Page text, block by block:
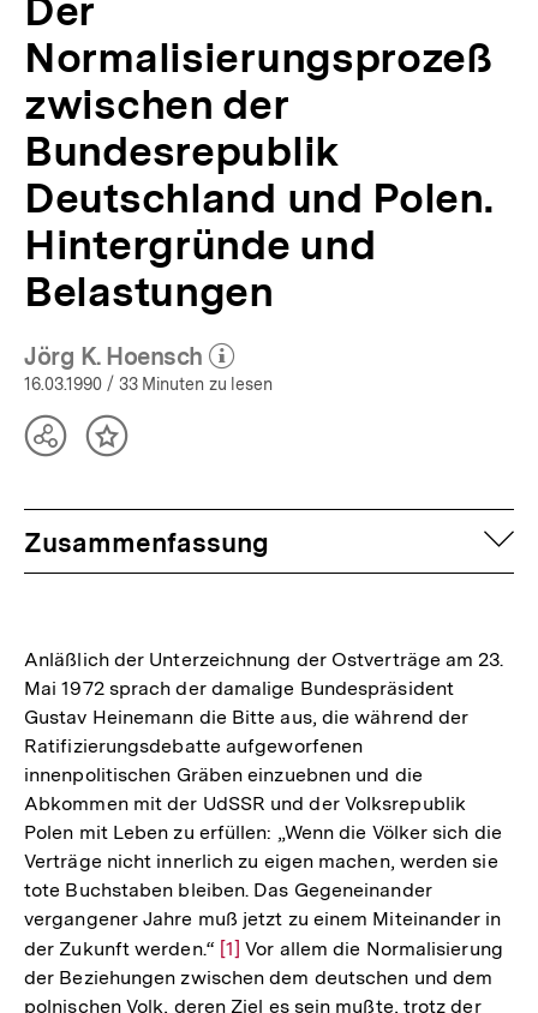
Der
Normalisierungsprozeß
zwischen der
Bundesrepublik
Deutschland und Polen.
Hintergründe und
Belastungen
Jörg K. Hoensch
(Mehr zum Autor)
öffnen
16.03.1990 / 33 Minuten zu lesen
TeilenInhalt
Zusammenfassung
Anläßlich der Unterzeichnung der Ostverträge am 23.
Mai 1972 sprach der damalige Bundespräsident
Gustav Heinemann die Bitte aus, die während der
Ratifizierungsdebatte aufgeworfenen
innenpolitischen Gräben einzuebnen und die
Abkommen mit der UdSSR und der Volksrepublik
Polen mit Leben zu erfüllen: „Wenn die Völker sich die
Verträge nicht innerlich zu eigen machen, werden sie
tote Buchstaben bleiben. Das Gegeneinander
vergangener Jahre muß jetzt zu einem Miteinander in
der Zukunft werden.“ Zur
Auflösung
der
[1] Vor allem die Normalisierung
der Beziehungen zwischen dem deutschen und dem
polnischen Volk, deren Ziel es sein mußte, trotz der